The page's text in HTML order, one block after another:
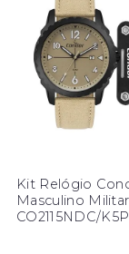
Kit Relógio
Masculino
CO2115NDC/K5P